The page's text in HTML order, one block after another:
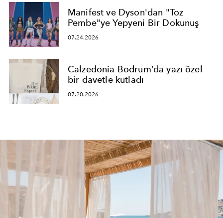
Manifest ve Dyson'dan "Toz
Pembe"ye Yepyeni Bir Dokunuş
07.24.2026
Calzedonia Bodrum’da yazı özel
bir davetle kutladı
07.20.2026